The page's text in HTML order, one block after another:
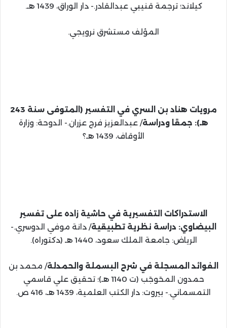
كيلاند؛ ترجمة قنيبي عبدالقادر.- دار الوراق، 1439 هـ.
المؤلف مستشرق نرويجي.
مرويات هناد بن السري في التفسير (المتوفى سنة 243
هـ): جمعًا ودراسة/ عبدالعزيز فرج عزران.- الدوحة: وزارة
الأوقاف، 1439 هـ؟
الاستدراكات التفسيرية في حاشية زاده على تفسير
البيضاوي: دراسة نظرية تطبيقية/ دانة موفي الدوسري.-
الرياض: جامعة الملك سعود، 1440 هـ (دكتوراه).
الفوائد المسجلة في شرح البسملة والحمدلة/ محمد بن
حمدون المحَوجَب (ت 1140 هـ)؛ تحقيق علي قاسمي
التمسماني.- بيروت: دار الكتب العلمية، 1439 هـ، 416 ص.